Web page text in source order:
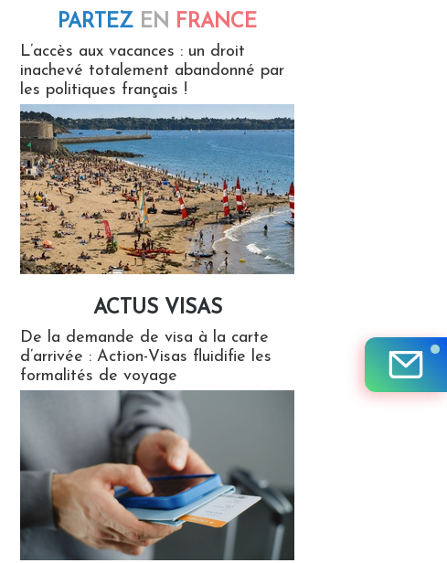
PARTEZ EN FRANCE
L’accès aux vacances : un droit
inachevé totalement abandonné par
les politiques français !
ACTUS VISAS
De la demande de visa à la carte
d’arrivée : Action-Visas fluidifie les
formalités de voyage